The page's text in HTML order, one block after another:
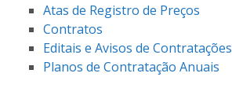
Atas de Registro de Preços
Contratos
Editais e Avisos de Contratações
Planos de Contratação Anuais